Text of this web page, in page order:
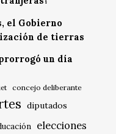
el Gobierno
de tierras
un día
concejo deliberante
diputados
elecciones